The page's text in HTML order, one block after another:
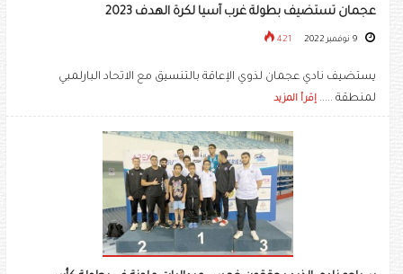
عجمان تستضيف بطولة غرب آسيا لكرة الهدف 2023
421
يستضيف نادي عجمان لذوي الإعاقة بالتنسيق مع الاتحاد البارلمبي
لمنطقة ..... إقرأ المزيد